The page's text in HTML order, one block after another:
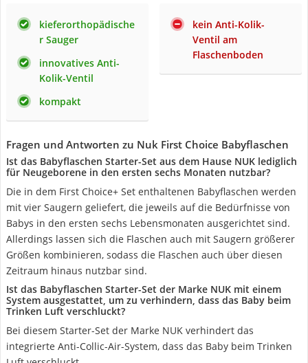
kieferorthopädische
r Sauger
innovatives Anti-
Kolik-Ventil
kompakt
kein Anti-Kolik-
Ventil am
Flaschenboden
Fragen und Antworten zu Nuk First Choice Babyflaschen
Ist das Babyflaschen Starter-Set aus dem Hause NUK lediglich
für Neugeborene in den ersten sechs Monaten nutzbar?
Die in dem First Choice+ Set enthaltenen Babyflaschen werden
mit vier Saugern geliefert, die jeweils auf die Bedürfnisse von
Babys in den ersten sechs Lebensmonaten ausgerichtet sind.
Allerdings lassen sich die Flaschen auch mit Saugern größerer
Größen kombinieren, sodass die Flaschen auch über diesen
Zeitraum hinaus nutzbar sind.
Ist das Babyflaschen Starter-Set der Marke NUK mit einem
System ausgestattet, um zu verhindern, dass das Baby beim
Trinken Luft verschluckt?
Bei diesem Starter-Set der Marke NUK verhindert das
integrierte Anti-Collic-Air-System, dass das Baby beim Trinken